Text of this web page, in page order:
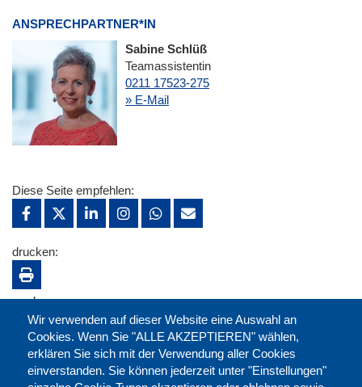
ANSPRECHPARTNER*IN
Sabine Schlüß
Teamassistentin
0211 17523-275
» E-Mail
Wir verwenden auf dieser Website eine Auswahl an
Cookies. Wenn Sie "ALLE AKZEPTIEREN" wählen,
erklären Sie sich mit der Verwendung aller Cookies
einverstanden. Sie können jederzeit unter "Einstellungen"
Diese Seite empfehlen:
drucken:
merken: